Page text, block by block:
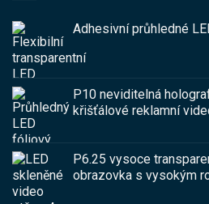
Adhesivní průhledné
P10 neviditelná
křišťálové reklamní
P6.25 vysoce
obrazovka s vysokým